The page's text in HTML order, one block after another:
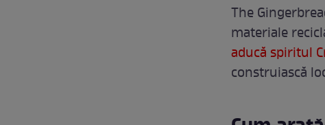
The
materiale
aducă spiritul
construiască